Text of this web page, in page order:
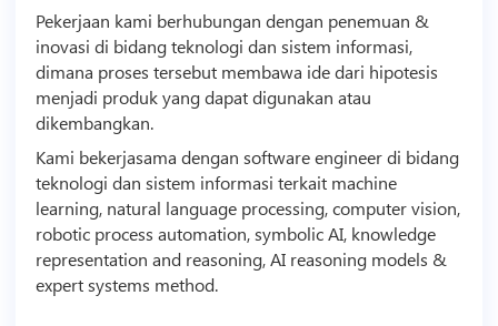
Pekerjaan kami berhubungan dengan penemuan &
inovasi di bidangteknologi dan sistem informasi,
dimana proses tersebut membawa ide dari hipotesis
menjadi produk yang dapat digunakan atau
dikembangkan.
Kami bekerjasama dengan software engineer di bidang
teknologi dan sistem informasi terkait machine
learning, natural language processing, computer vision,
robotic process automation, symbolic AI, knowledge
representation and reasoning, AI reasoning models &
expert systems method.